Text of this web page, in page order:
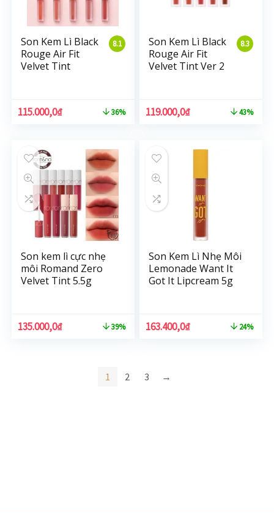
8.1
Son Kem Lì Black
Rouge Air Fit
Velvet Tint
115.000,0₫ 36%
8.3
Son Kem Lì Black
Rouge Air Fit
Velvet Tint Ver 2
119.000,0₫ 43%
Son kem lì cực nhẹ
môi Romand Zero
Velvet Tint 5.5g
135.000,0₫ 39%
Son Kem Lì Nhẹ Môi
Lemonade Want It
Got It Lipcream 5g
163.400,0₫ 24%
1 2 3 →